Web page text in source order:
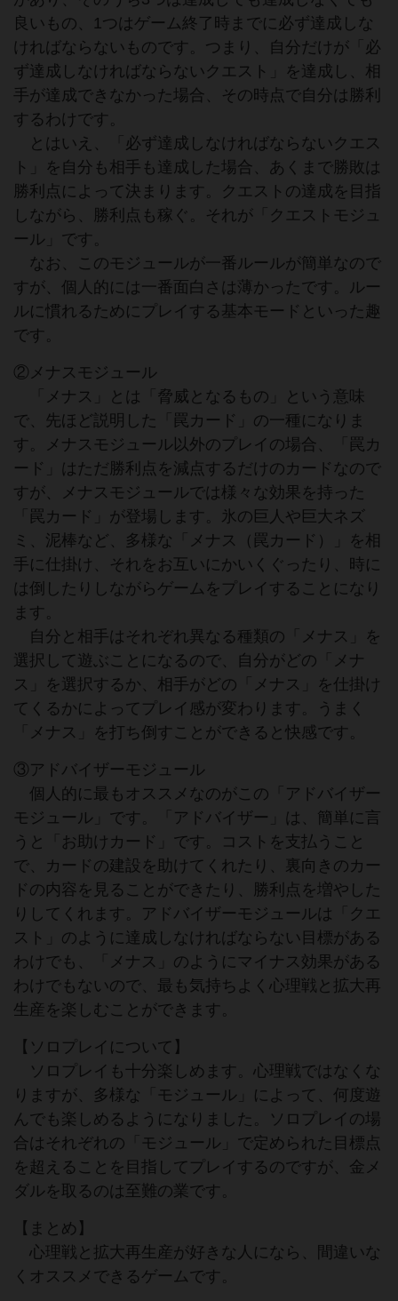
良いもの、1つはゲーム終了時までに必ず達成しな
ければならないものです。つまり、自分だけが「必
ず達成しなければならないクエスト」を達成し、相
手が達成できなかった場合、その時点で自分は勝利
するわけです。
とはいえ、「必ず達成しなければならないクエス
ト」を自分も相手も達成した場合、あくまで勝敗は
勝利点によって決まります。クエストの達成を目指
しながら、勝利点も稼ぐ。それが「クエストモジュ
ール」です。
なお、このモジュールが一番ルールが簡単なので
すが、個人的には一番面白さは薄かったです。ルー
ルに慣れるためにプレイする基本モードといった趣
です。
②メナスモジュール
「メナス」とは「脅威となるもの」という意味
で、先ほど説明した「罠カード」の一種になりま
す。メナスモジュール以外のプレイの場合、「罠カ
ード」はただ勝利点を減点するだけのカードなので
すが、メナスモジュールでは様々な効果を持った
「罠カード」が登場します。氷の巨人や巨大ネズ
ミ、泥棒など、多様な「メナス（罠カード）」を相
手に仕掛け、それをお互いにかいくぐったり、時に
は倒したりしながらゲームをプレイすることになり
ます。
自分と相手はそれぞれ異なる種類の「メナス」を
選択して遊ぶことになるので、自分がどの「メナ
ス」を選択するか、相手がどの「メナス」を仕掛け
てくるかによってプレイ感が変わります。うまく
「メナス」を打ち倒すことができると快感です。
③アドバイザーモジュール
個人的に最もオススメなのがこの「アドバイザー
モジュール」です。「アドバイザー」は、簡単に言
うと「お助けカード」です。コストを支払うこと
で、カードの建設を助けてくれたり、裏向きのカー
ドの内容を見ることができたり、勝利点を増やした
りしてくれます。アドバイザーモジュールは「クエ
スト」のように達成しなければならない目標がある
わけでも、「メナス」のようにマイナス効果がある
わけでもないので、最も気持ちよく心理戦と拡大再
生産を楽しむことができます。
【ソロプレイについて】
ソロプレイも十分楽しめます。心理戦ではなくな
りますが、多様な「モジュール」によって、何度遊
んでも楽しめるようになりました。ソロプレイの場
合はそれぞれの「モジュール」で定められた目標点
を超えることを目指してプレイするのですが、金メ
ダルを取るのは至難の業です。
【まとめ】
心理戦と拡大再生産が好きな人になら、間違いな
くオススメできるゲームです。